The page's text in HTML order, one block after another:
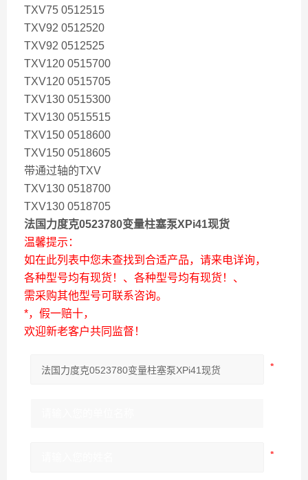
TXV75 0512515
TXV92 0512520
TXV92 0512525
TXV120 0515700
TXV120 0515705
TXV130 0515300
TXV130 0515515
TXV150 0518600
TXV150 0518605
带通过轴的TXV
TXV130 0518700
TXV130 0518705
法国力度克0523780变量柱塞泵XPi41现货
温馨提示：
如在此列表中您未查找到合适产品，请来电详询，
各种型号均有现货！、各种型号均有现货！、
需采购其他型号可联系咨询。
*，假一赔十，
欢迎新老客户共同监督！